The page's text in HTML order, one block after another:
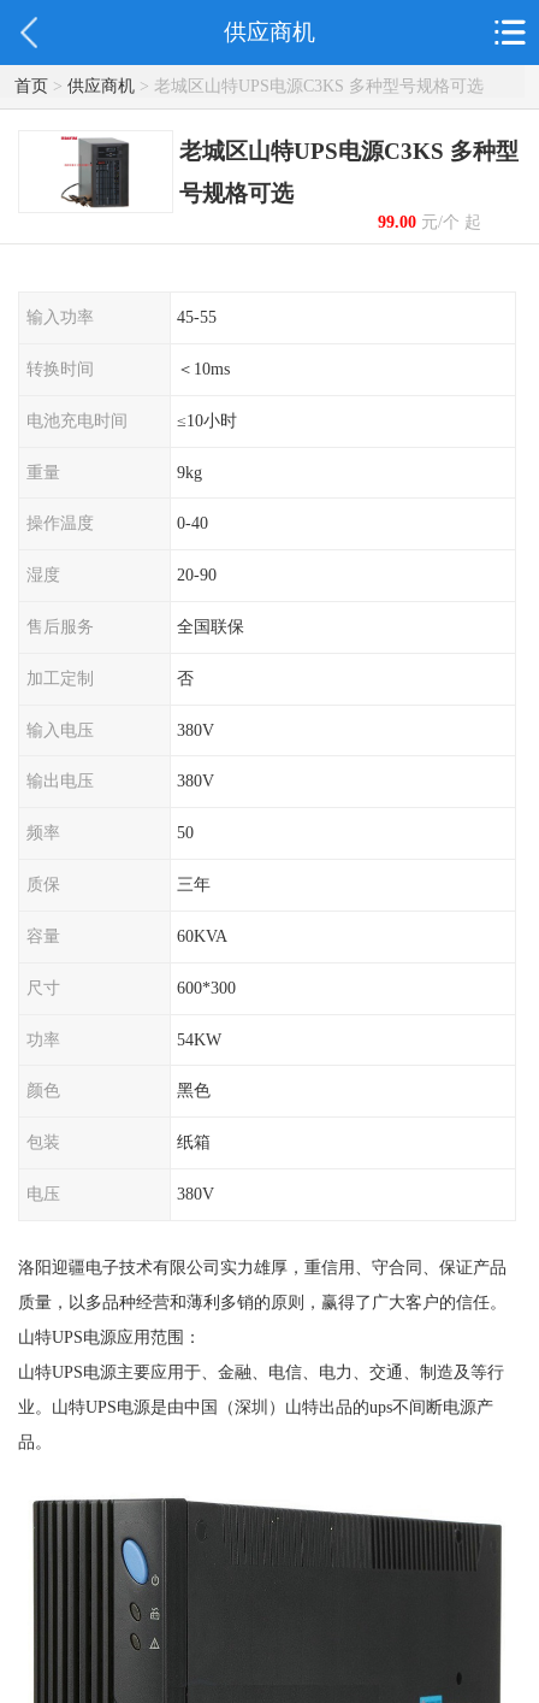
供应商机
首页> 供应商机> 老城区山特UPS电源C3KS 多种型号规格可选
老城区山特UPS电源C3KS 多种型
号规格可选
99.00元/个 起
输入功率 45-55
转换时间 ＜10ms
电池充电时间 ≤10小时
重量 9kg
操作温度 0-40
湿度 20-90
售后服务 全国联保
加工定制 否
输入电压 380V
输出电压 380V
频率 50
质保 三年
容量 60KVA
尺寸 600*300
功率 54KW
颜色 黑色
包装 纸箱
电压 380V
洛阳迎疆电子技术有限公司实力雄厚，重信用、守合同、保证产品
质量，以多品种经营和薄利多销的原则，赢得了广大客户的信任。
山特UPS电源应用范围：
山特UPS电源主要应用于、金融、电信、电力、交通、制造及等行
业。山特UPS电源是由中国（深圳）山特出品的ups不间断电源产
品。